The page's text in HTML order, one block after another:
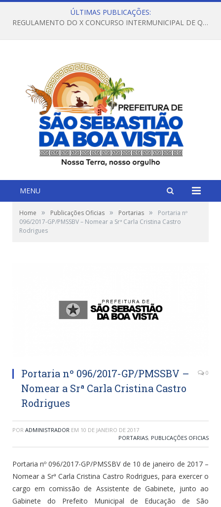
ÚLTIMAS PUBLICAÇÕES:
REGULAMENTO DO X CONCURSO INTERMUNICIPAL DE QUADRILHAS JUNINAS – 2026 – ARRAIÁ DA VENEZA
MENU
Home » Publicações Oficias » Portarias »
Portaria nº
096/2017-GP/PMSSBV – Nomear a Srª Carla Cristina Castro
Rodrigues
Portaria nº 096/2017-GP/PMSSBV –
Nomear a Srª Carla Cristina Castro
Rodrigues
0
POR ADMINISTRADOR EM 10 DE JANEIRO DE 2017
PORTARIAS, PUBLICAÇÕES OFICIAS
Portaria nº 096/2017-GP/PMSSBV de 10 de janeiro de 2017 –
Nomear a Srª Carla Cristina Castro Rodrigues, para exercer o
cargo em comissão de Assistente de Gabinete, junto ao
Gabinete do Prefeito Municipal de Educação de São